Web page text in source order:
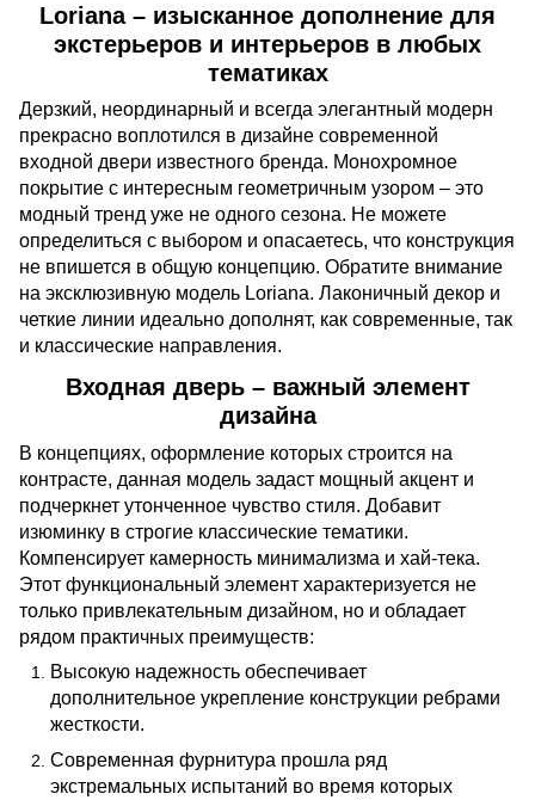
Loriana – изысканное дополнение для
экстерьеров и интерьеров в любых
тематиках
Дерзкий, неординарный и всегда элегантный модерн
прекрасно воплотился в дизайне современной
входной двери известного бренда. Монохромное
покрытие с интересным геометричным узором – это
модный тренд уже не одного сезона. Не можете
определиться с выбором и опасаетесь, что конструкция
не впишется в общую концепцию. Обратите внимание
на эксклюзивную модель Loriana. Лаконичный декор и
четкие линии идеально дополнят, как современные, так
и классические направления.
Входная дверь – важный элемент
дизайна
В концепциях, оформление которых строится на
контрасте, данная модель задаст мощный акцент и
подчеркнет утонченное чувство стиля. Добавит
изюминку в строгие классические тематики.
Компенсирует камерность минимализма и хай-тека.
Этот функциональный элемент характеризуется не
только привлекательным дизайном, но и обладает
рядом практичных преимуществ:
Высокую надежность обеспечивает
дополнительное укрепление конструкции ребрами
жесткости.
Современная фурнитура прошла ряд
экстремальных испытаний во время которых